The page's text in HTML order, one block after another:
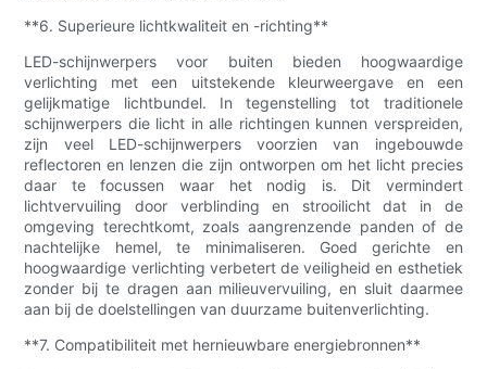
**6. Superieure lichtkwaliteit en -richting**
LED-schijnwerpers voor buiten bieden hoogwaardige
verlichting met een uitstekende kleurweergave en een
gelijkmatige lichtbundel. In tegenstelling tot traditionele
schijnwerpers die licht in alle richtingen kunnen verspreiden,
zijn veel LED-schijnwerpers voorzien van ingebouwde
reflectoren en lenzen die zijn ontworpen om het licht precies
daar te focussen waar het nodig is. Dit vermindert
lichtvervuiling door verblinding en strooilicht dat in de
omgeving terechtkomt, zoals aangrenzende panden of de
nachtelijke hemel, te minimaliseren. Goed gerichte en
hoogwaardige verlichting verbetert de veiligheid en esthetiek
zonder bij te dragen aan milieuvervuiling, en sluit daarmee
aan bij de doelstellingen van duurzame buitenverlichting.
**7. Compatibiliteit met hernieuwbare energiebronnen**